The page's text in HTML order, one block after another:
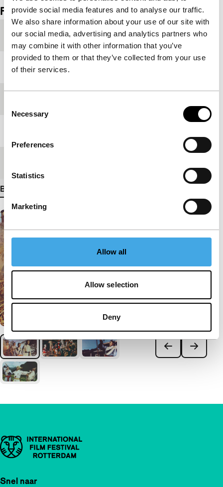
provide social media features and to analyse our traffic.
We also share information about your use of our site with
our social media, advertising and analytics partners who
may combine it with other information that you’ve
provided to them or that they’ve collected from your use
of their services.
Selection
Necessary
Preferences
Statistics
Marketing
Allow all
Allow selection
Deny
Film details
Productieland Taiwan
Jaar
Bekijk meer details
Belangrijke links
Snel naar